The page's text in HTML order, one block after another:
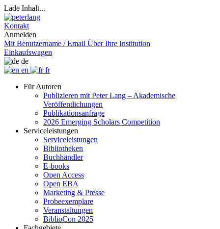
Lade Inhalt...
Kontakt
Anmelden
Mit Benutzername / Email Über Ihre Institution
Einkaufswagen
de
en
fr
Für Autoren
Publizieren mit Peter Lang – Akademische
Veröffentlichungen
Publikationsanfrage
2026 Emerging Scholars Competition
Serviceleistungen
Serviceleistungen
Bibliotheken
Buchhändler
E-books
Open Access
Open EBA
Marketing & Presse
Probeexemplare
Veranstaltungen
BiblioCon 2025